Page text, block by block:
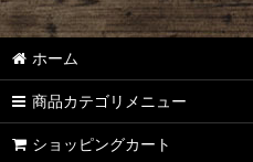
【シマノ】14ステラ［STELLA
【シマノ】10ステラ［STELLA
【シマノ】07ステラ［STELLA
ホーム
商品カテゴリメニュー
ショッピングカート